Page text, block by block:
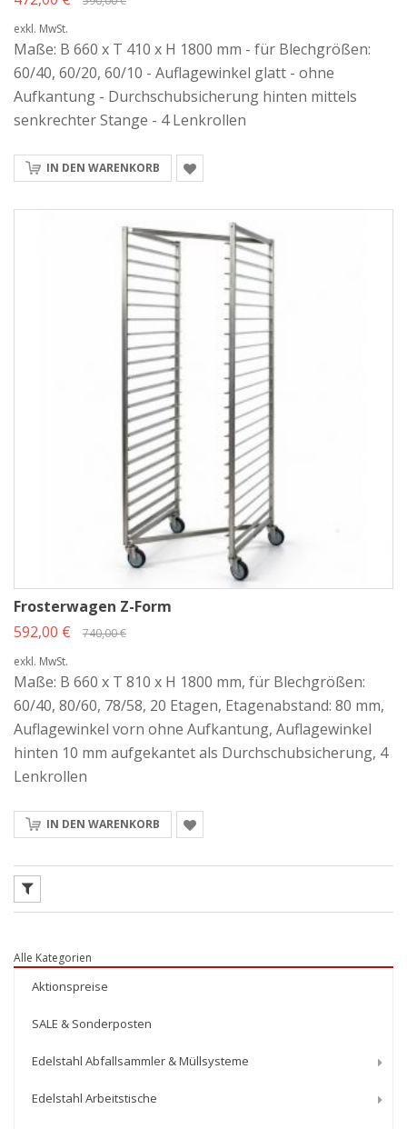
exkl. MwSt.
Maße: B 660 x T 410 x H 1800 mm - für Blechgrößen:
60/40, 60/20, 60/10 - Auflagewinkel glatt - ohne
Aufkantung - Durchschubsicherung hinten mittels
senkrechter Stange - 4 Lenkrollen
IN DEN WARENKORB
Frosterwagen Z-Form
592,00 €
740,00 €
exkl. MwSt.
Maße: B 660 x T 810 x H 1800 mm, für Blechgrößen:
60/40, 80/60, 78/58, 20 Etagen, Etagenabstand: 80 mm,
Auflagewinkel vorn ohne Aufkantung, Auflagewinkel
hinten 10 mm aufgekantet als Durchschubsicherung, 4
Lenkrollen
IN DEN WARENKORB
Alle Kategorien
Aktionspreise
SALE & Sonderposten
Edelstahl Abfallsammler & Müllsysteme
Edelstahl Arbeitstische